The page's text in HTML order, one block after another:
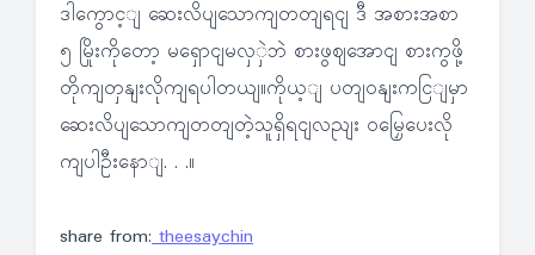
ဒါကွောင့ျ ဆေးလိပျသောကျတတျရငျ ဒီ အစားအစာ
၅ မြိုးကိုတော့ မရှောငျမလှှဲဘဲ စားဖွဈအောငျ စားကွဖို့
တိုကျတှနျးလိုကျရပါတယျ။ကိုယ့ျ ပတျဝနျးကငြျမှာ
ဆေးလိပျသောကျတတျတဲ့သူရှိရငျလညျး ဝမြှေပေးလို
ကျပါဦးနောျ. . .။
share from:theesaychin